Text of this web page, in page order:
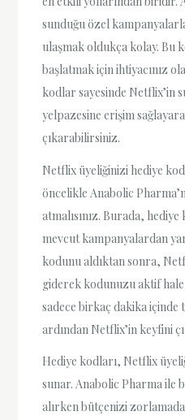
sunduğu özel
ulaşmak oldukça kolay. Bu
başlatmak için ihtiyacınız
kodlar sayesinde Netflix’in
yelpazesine erişim
çıkarabilirsiniz.
Netflix üyeliğinizi hediye
öncelikle Anabolic
atmalısınız. Burada,
mevcut kampanyalardan
kodunu aldıktan sonra,
giderek kodunuzu aktif
sadece birkaç dakika içinde
ardından Netflix’in keyfini
Hediye kodları, Netflix
sunar. Anabolic Pharma ile
alırken bütçenizi